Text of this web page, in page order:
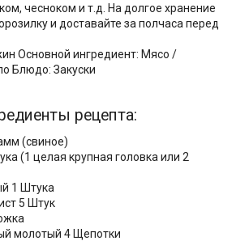
чесноком и т.д. На долгое хранение
и доставайте за полчаса перед
Основной ингредиент: Мясо /
Блюдо: Закуски
рецепта:
(свиное)
(1 целая крупная головка или 2
1 Штука
5 Штук
молотый 4 Щепотки